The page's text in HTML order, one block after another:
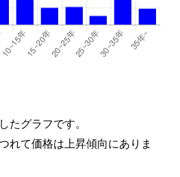
たグラフです。
れて価格は上昇傾向にありま